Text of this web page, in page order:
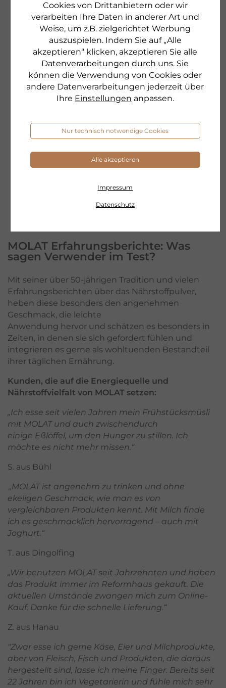
Cookies von Drittanbietern oder wir
verarbeiten Ihre Daten in anderer Art und
Weise, um z.B. zielgerichtet Werbung
auszuspielen. Indem Sie auf „Alle
akzeptieren“ klicken, akzeptieren Sie alle
Datenverarbeitungen durch uns. Sie
können die Verwendung von Cookies oder
andere Datenverarbeitungen jederzeit über
Ihre Einstellungen anpassen.
Nur technisch notwendige Cookies
Alle akzeptieren
Impressum
Datenschutz
DR. GRANDEL
MOLAT
Das Energie-Depot*
€ 17,90 250 g
€ 71,60 pro 1 kg
sofort lieferbar
MOLAT Erfahrungsberichte: Was
sagen Verwender im Test?
Mit seiner über 50-jährigen Tradition und vielen
Erfahrungsberichten über das Nährstoffpulver,
heben diese besonders den angenehmen
Geschmack, die leichte
Anwendung hervor und schätzen es besonders in
Zeiten, in denen sie sich gefordert fühlen und
integrieren es gerne als wohltuenden Bestandteil
ihrer täglichen Ernährung.
Kunden, die auf die Energiequelle und
Nährstoffvielfalt von MOLAT setzen:
„Ich esse seit vielen Jahren mein Frühstücksmüsli
mit MOLAT und auch zwischendurch
einige Eßlöffel, um den Hunger zu stillen. Ich
möchte es nicht mehr missen.“
S. aus Bühl
„MOLAT ist angenehm zu trinken und ohne
ekeligen Geschmack, wie man es von
vergleichbaren Produkten kennt. Mit Milch finde
ich es geschmacklich hervorragend – auch mit
Joghurt.“
T. aus Dingolfing
„Wir benutzen MOLAT seit Jahrzehnten und haben
das Produkt immer im Reformhaus gekauft. Die
aktuellen Umstände zwangen mich zum Online-
Kauf. Danke für die schnelle Lieferung.“
Z. aus Hanau
"Zwar esse ich gerne Käse, Eier und Milchprodukte,
aber von Fleisch, Fisch und Produkten, die daraus
hergestellt sind, lasse ich meine Finger. Bereits seit
22 Jahren bin ich Vegetarierin und fühle mich sehr